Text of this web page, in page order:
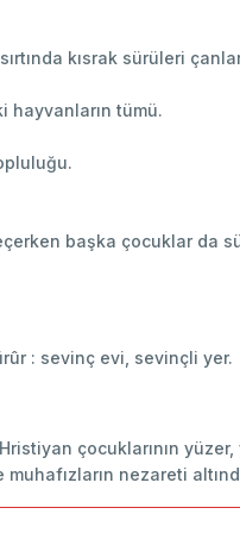
kısrak sürüleri
hayvanların tümü.
başka çocuklar da
: sevinç evi, sevinçli yer.
çocuklarının
nezareti